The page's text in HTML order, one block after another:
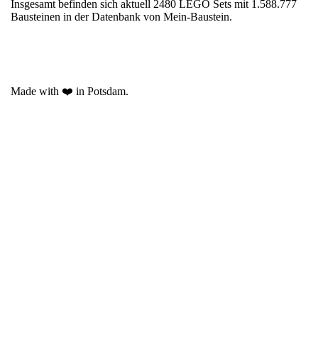
Insgesamt befinden sich aktuell 2480 LEGO Sets mit 1.588.777
Bausteinen in der Datenbank von Mein-Baustein.
Made with ❤️ in Potsdam.